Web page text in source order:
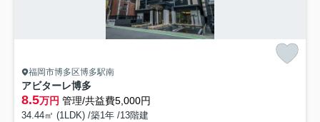
福岡市博多区博多駅南
アビターレ博多
8.5万円 管理/共益費5,000円
34.44㎡ (1LDK) /築1年 /13階建